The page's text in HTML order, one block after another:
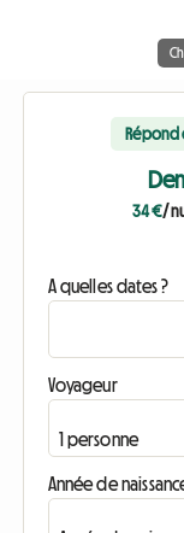
Répond
34 €/
A quelles dates ?
Voyageur
Année de